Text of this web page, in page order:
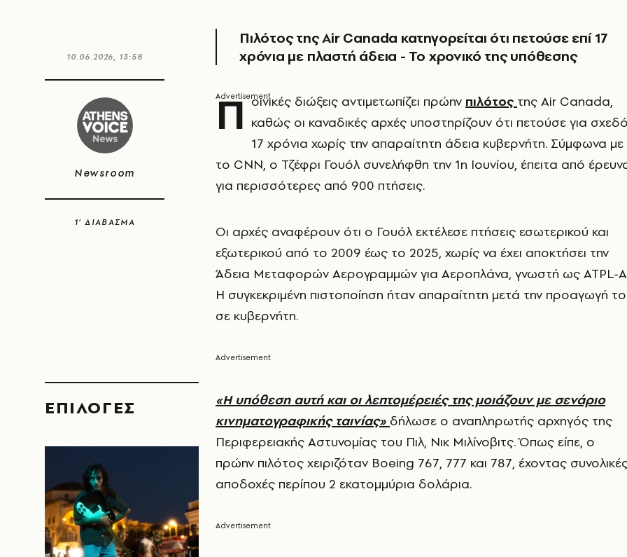
10.06.2026, 13:58
Newsroom
1’ ΔΙΑΒΑΣΜΑ
EΠΙΛΟΓΈΣ
Πιλότος της Air Canada κατηγορείται ότι πετούσε επί 17
χρόνια με πλαστή άδεια - Το χρονικό της υπόθεσης
Π οινικές διώξεις αντιμετωπίζει πρώην πιλότος της Air Canada,
καθώς οι καναδικές αρχές υποστηρίζουν ότι πετούσε για
17 χρόνια χωρίς την απαραίτητη άδεια κυβερνήτη. Σύμφωνα με
το CNN, ο Τζέφρι Γουόλ συνελήφθη την 1η Ιουνίου, έπειτα από
για περισσότερες από 900 πτήσεις.
Οι αρχές αναφέρουν ότι ο Γουόλ εκτέλεσε πτήσεις εσωτερικού και
εξωτερικού από το 2009 έως το 2025, χωρίς να έχει αποκτήσει την
Άδεια Μεταφορών Αερογραμμών για Αεροπλάνα, γνωστή ως ATPL-
Η συγκεκριμένη πιστοποίηση ήταν απαραίτητη μετά την προαγωγή
σε κυβερνήτη.
«Η υπόθεση αυτή και οι λεπτομέρειές της μοιάζουν με σενάριο
κινηματογραφικής ταινίας» δήλωσε ο αναπληρωτής αρχηγός της
Περιφερειακής Αστυνομίας του Πιλ, Νικ Μιλίνοβιτς. Όπως είπε, ο
πρώην πιλότος χειριζόταν Boeing 767, 777 και 787, έχοντας
αποδοχές περίπου 2 εκατομμύρια δολάρια.